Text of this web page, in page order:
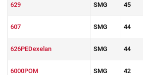
629 SMG 45
607 SMG 44
626PEDexelan SMG 44
6000POM SMG 42